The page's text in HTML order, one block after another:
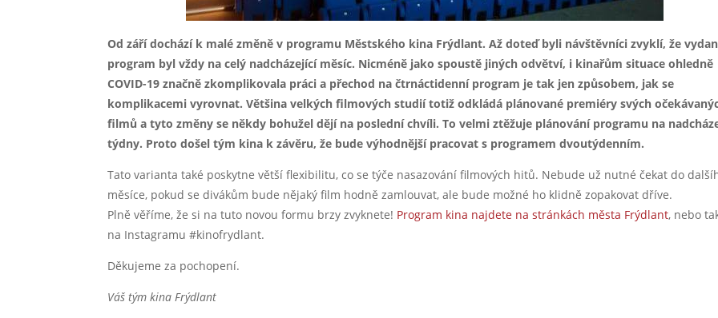
Od září dochází k malé změně v programu Městského kina Frýdlant. Až doteď byli návštěvníci zvyklí, že
program byl vždy na celý nadcházející měsíc. Nicméně jako spoustě jiných odvětví, i kinařům situace ohledně
COVID-19 značně zkomplikovala práci a přechod na čtrnáctidenní program je tak jen způsobem, jak se
komplikacemi vyrovnat. Většina velkých filmových studií totiž odkládá plánované premiéry svých
filmů a tyto změny se někdy bohužel dějí na poslední chvíli. To velmi ztěžuje plánování programu na
týdny. Proto došel tým kina k závěru, že bude výhodnější pracovat s programem dvoutýdenním.
Tato varianta také poskytne větší flexibilitu, co se týče nasazování filmových hitů. Nebude už nutné čekat do
měsíce, pokud se divákům bude nějaký film hodně zamlouvat, ale bude možné ho klidně zopakovat dříve.
Plně věříme, že si na tuto novou formu brzy zvyknete! Program kina najdete na stránkách města Frýdlant, nebo
na Instagramu #kinofrydlant.
Děkujeme za pochopení.
Váš tým kina Frýdlant